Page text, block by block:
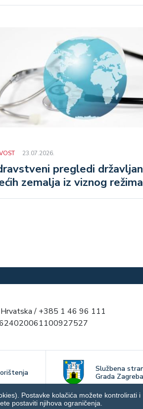
23.07.2026.
pregledi
zemalja iz viznog režima
/ +385 1 46 96 111
Službena
Grada Zagreba
Postavke kolačića možete kontrolirati i
postaviti njihova ograničenja.